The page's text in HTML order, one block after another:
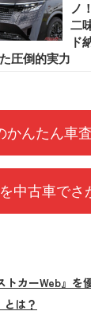
ノ
二
ド
圧倒的実力
かんたん車
中古車で
トカーWeb』を
とは？